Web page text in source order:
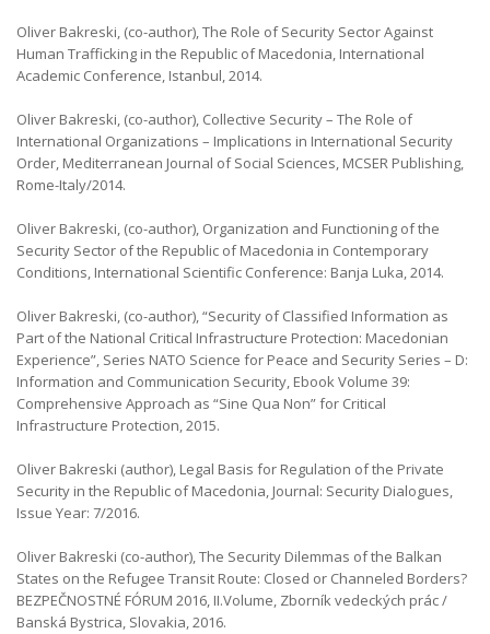
Oliver Bakreski, (co-author), The Role of Security Sector Against
Human Trafficking in the Republic of Macedonia, International
Academic Conference, Istanbul, 2014.
Oliver Bakreski, (co-author), Collective Security – The Role of
International Organizations – Implications in International Security
Order, Mediterranean Journal of Social Sciences, MCSER Publishing,
Rome-Italy/2014.
Oliver Bakreski, (co-author), Organization and Functioning of the
Security Sector of the Republic of Macedonia in Contemporary
Conditions, International Scientific Conference: Banja Luka, 2014.
Oliver Bakreski, (co-author), “Security of Classified Information as
Part of the National Critical Infrastructure Protection: Macedonian
Experience”, Series NATO Science for Peace and Security Series – D:
Information and Communication Security, Ebook Volume 39:
Comprehensive Approach as “Sine Qua Non” for Critical
Infrastructure Protection, 2015.
Oliver Bakreski (author), Legal Basis for Regulation of the Private
Security in the Republic of Macedonia, Journal: Security Dialogues,
Issue Year: 7/2016.
Oliver Bakreski (co-author), The Security Dilemmas of the Balkan
States on the Refugee Transit Route: Closed or Channeled Borders?
BEZPEČNOSTNÉ FÓRUM 2016, II.Volume, Zborník vedeckých prác /
Banská Bystrica, Slovakia, 2016.